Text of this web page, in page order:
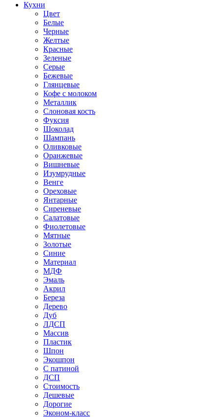
Кухни
Цвет
Белые
Черные
Желтые
Красные
Зеленые
Серые
Бежевые
Глянцевые
Кофе с молоком
Металлик
Слоновая кость
Фуксия
Шоколад
Шампань
Оливковые
Оранжевые
Вишневые
Изумрудные
Венге
Ореховые
Янтарные
Сиреневые
Салатовые
Фиолетовые
Мятные
Золотые
Синие
Материал
МДФ
Эмаль
Акрил
Береза
Дерево
Дуб
ЛДСП
Массив
Пластик
Шпон
Экошпон
С патиной
ДСП
Стоимость
Дешевые
Дорогие
Эконом-класс